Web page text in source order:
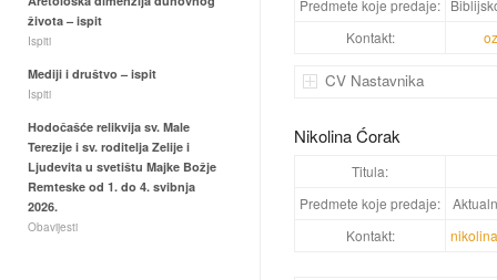
Predmete koje predaje:
Kontakt:
CV Nastavnika
Nikolina Ćorak
Titula:
Predmete koje predaje:
Kontakt:
života – ispit
Ispiti
Mediji i društvo – ispit
Ispiti
Hodočašće relikvija sv. Male
Terezije i sv. roditelja Zelije i
Ljudevita u svetištu Majke Božje
Remteske od 1. do 4. svibnja
2026.
Obavijesti